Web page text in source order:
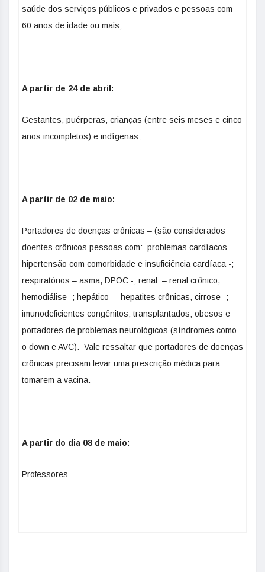
saúde dos serviços públicos e privados e pessoas com
60 anos de idade ou mais;
A partir de 24 de abril:
Gestantes, puérperas, crianças (entre seis meses e cinco
anos incompletos) e indígenas;
A partir de 02 de maio:
Portadores de doenças crônicas – (são considerados
doentes crônicos pessoas com: problemas cardíacos –
hipertensão com comorbidade e insuficiência cardíaca -;
respiratórios – asma, DPOC -; renal – renal crônico,
hemodiálise -; hepático – hepatites crônicas, cirrose -;
imunodeficientes congênitos; transplantados; obesos e
portadores de problemas neurológicos (síndromes como
o down e AVC). Vale ressaltar que portadores de doenças
crônicas precisam levar uma prescrição médica para
tomarem a vacina.
A partir do dia 08 de maio:
Professores